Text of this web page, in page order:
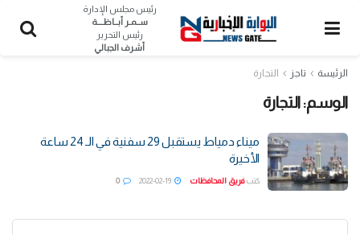
رئيس مجلس الإدارة
ســمـر أبــاظــــة
رئيس التحرير
أشرف الجبالي
الرئيسة تاجز التجارة
الوسم: التجارة
ميناء دمياط يستقبل 29 سفنية في الـ 24 ساعة
الأخيرة
كتب فريق المحافظات 0